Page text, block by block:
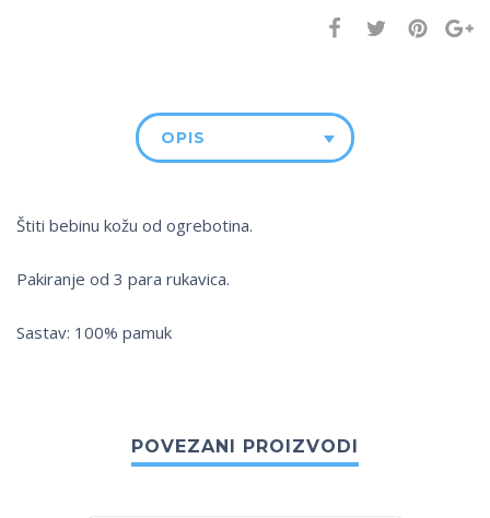
OPIS
Štiti bebinu kožu od ogrebotina.
Pakiranje od 3 para rukavica.
Sastav: 100% pamuk
POVEZANI PROIZVODI